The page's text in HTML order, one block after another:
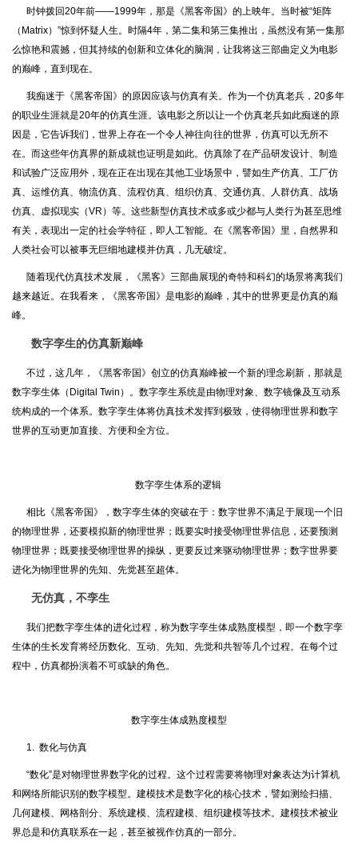
时钟拨回20年前——1999年，那是《黑客帝国》的上映年。当时被“矩阵
（Matrix）”惊到怀疑人生。时隔4年，第二集和第三集推出，虽然没有第一集那
么惊艳和震撼，但其持续的创新和立体化的脑洞，让我将这三部曲定义为电影
的巅峰，直到现在。
我痴迷于《黑客帝国》的原因应该与仿真有关。作为一个仿真老兵，20多年
的职业生涯就是20年的仿真生涯。该电影之所以让一个仿真老兵如此痴迷的原
因是，它告诉我们，世界上存在一个令人神往向往的世界，仿真可以无所不
在。而这些年仿真界的新成就也证明是如此。仿真除了在产品研发设计、制造
和试验广泛应用外，现在正在出现在其他工业场景中，譬如生产仿真、工厂仿
真、运维仿真、物流仿真、流程仿真、组织仿真、交通仿真、人群仿真、战场
仿真、虚拟现实（VR）等。这些新型仿真技术或多或少都与人类行为甚至思维
有关，表现出一定的社会学特征，即人工智能。在《黑客帝国》里，自然界和
人类社会可以被事无巨细地建模并仿真，几无破绽。
随着现代仿真技术发展，《黑客》三部曲展现的奇特和科幻的场景将离我们
越来越近。在我看来，《黑客帝国》是电影的巅峰，其中的世界更是仿真的巅
峰。
数字孪生的仿真新巅峰
不过，这几年，《黑客帝国》创立的仿真巅峰被一个新的理念刷新，那就是
数字孪生体（Digital Twin）。数字孪生系统是由物理对象、数字镜像及互动系
统构成的一个体系。数字孪生体将仿真技术发挥到极致，使得物理世界和数字
世界的互动更加直接、方便和全方位。
数字孪生体系的逻辑
相比《黑客帝国》，数字孪生体的突破在于：数字世界不满足于展现一个旧
的物理世界，还要模拟新的物理世界；既要实时接受物理世界信息，还要预测
物理世界；既要接受物理世界的操纵，更要反过来驱动物理世界；数字世界要
进化为物理世界的先知、先觉甚至超体。
无仿真，不孪生
我们把数字孪生体的进化过程，称为数字孪生体成熟度模型，即一个数字孪
生体的生长发育将经历数化、互动、先知、先觉和共智等几个过程。在每个过
程中，仿真都扮演着不可或缺的角色。
数字孪生体成熟度模型
1. 数化与仿真
“数化”是对物理世界数字化的过程。这个过程需要将物理对象表达为计算机
和网络所能识别的数字模型。建模技术是数字化的核心技术，譬如测绘扫描、
几何建模、网格剖分、系统建模、流程建模、组织建模等技术。建模技术被业
界总是和仿真联系在一起，甚至被视作仿真的一部分。